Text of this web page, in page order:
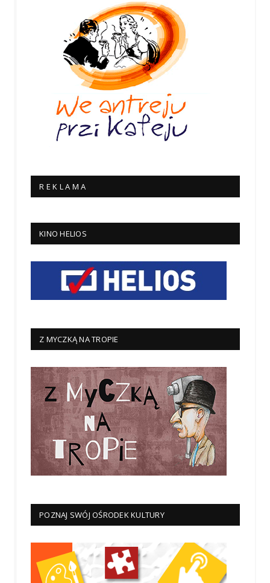
R E K L A M A
KINO HELIOS
Z MYCZKĄ NA TROPIE
POZNAJ SWÓJ OŚRODEK KULTURY